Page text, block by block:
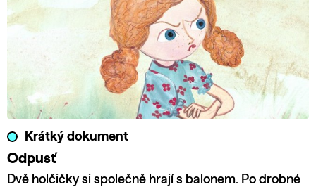
Krátký dokument
Odpusť
Dvě holčičky si společně hrají s balonem. Po drobné